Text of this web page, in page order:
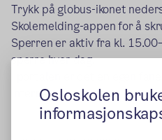
Osloskolen
Trykk på globus-ikonet
Skolemelding-appen for å
Sperren er aktiv fra kl.
sperre hver dag.
internettsperre.